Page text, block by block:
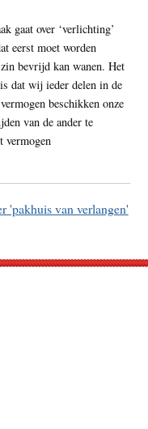
gaat over ‘verlichting’
eerst moet worden
bevrijd kan wanen. Het
dat wij ieder delen in de
beschikken onze
van de ander te
vermogen
'pakhuis van verlangen'